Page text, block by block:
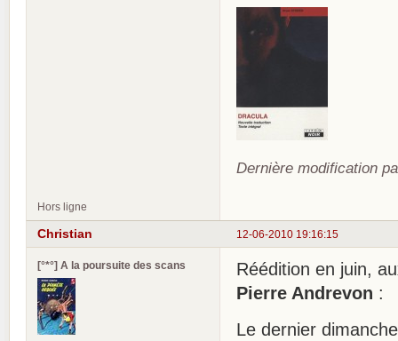
Dernière modification
Hors ligne
12-06-2010 19:16:15
Christian
[°*°] A la poursuite des scans
Réédition en juin,
Pierre Andrevon :
Le dernier